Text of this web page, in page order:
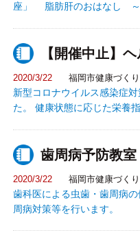
座」 脂肪肝のおはなし ～ あなたは大丈夫？ ～ 講師：肝
【開催中止】
2020/3/22 福岡市健康づく
新型コロナウイルス感染症
た。 健康状態に応じた栄養指導、運動指導を行います。 ①栄養
歯周病予防教室
2020/3/22 福岡市健康づく
歯科医による虫歯・歯周病
周病対策等を行います。